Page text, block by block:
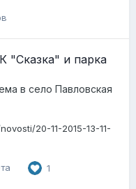
"Сказка" и парка
в село Павловская
20-11-2015-13-11-
1